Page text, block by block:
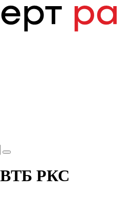
РКС